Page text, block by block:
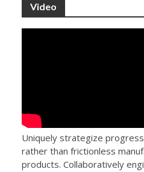
Video
Uniquely strategize
rather than frictionless
products. Collaboratively